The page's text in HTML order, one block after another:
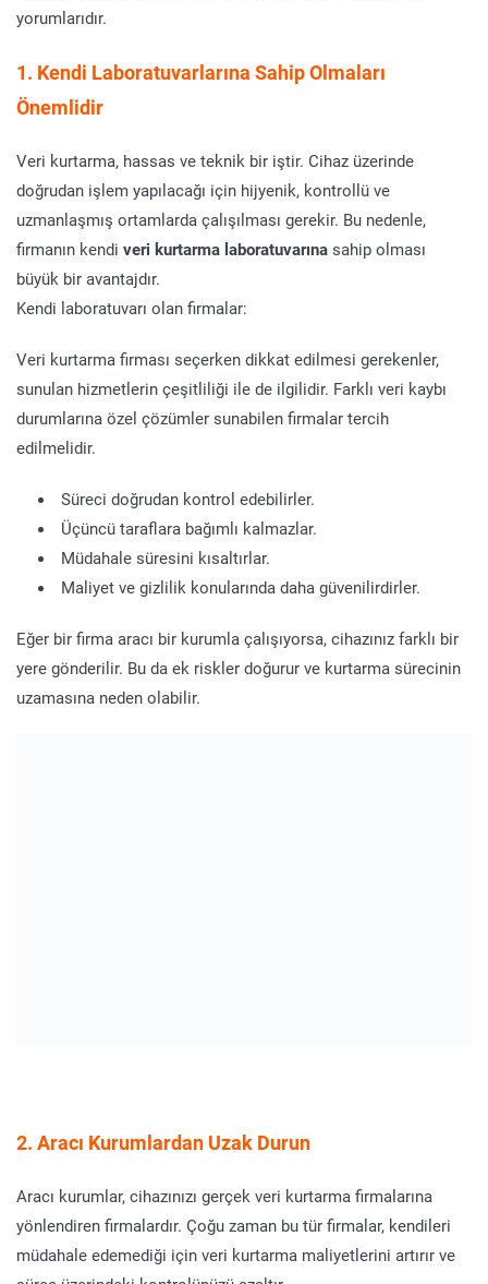
yorumlarıdır.
1. Kendi Laboratuvarlarına Sahip Olmaları
Önemlidir
Veri kurtarma, hassas ve teknik bir iştir. Cihaz üzerinde
doğrudan işlem yapılacağı için hijyenik, kontrollü ve
uzmanlaşmış ortamlarda çalışılması gerekir. Bu nedenle,
firmanın kendi veri kurtarma laboratuvarına sahip olması
büyük bir avantajdır.
Kendi laboratuvarı olan firmalar:
Veri kurtarma firması seçerken dikkat edilmesi gerekenler,
sunulan hizmetlerin çeşitliliği ile de ilgilidir. Farklı veri kaybı
durumlarına özel çözümler sunabilen firmalar tercih
edilmelidir.
Süreci doğrudan kontrol edebilirler.
Üçüncü taraflara bağımlı kalmazlar.
Müdahale süresini kısaltırlar.
Maliyet ve gizlilik konularında daha güvenilirdirler.
Eğer bir firma aracı bir kurumla çalışıyorsa, cihazınız farklı bir
yere gönderilir. Bu da ek riskler doğurur ve kurtarma sürecinin
uzamasına neden olabilir.
2. Aracı Kurumlardan Uzak Durun
Aracı kurumlar, cihazınızı gerçek veri kurtarma firmalarına
yönlendiren firmalardır. Çoğu zaman bu tür firmalar, kendileri
müdahale edemediği için veri kurtarma maliyetlerini artırır ve